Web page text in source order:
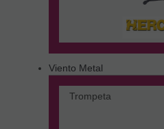
Viento Metal
Trompeta